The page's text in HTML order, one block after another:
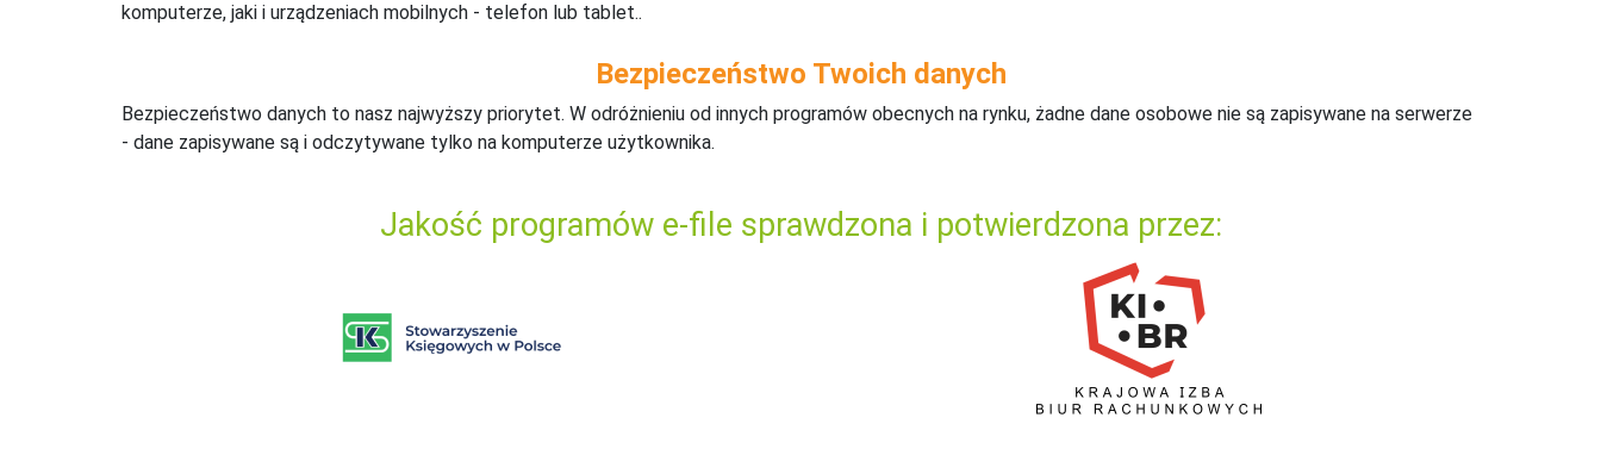
komputerze, jaki i urządzeniach mobilnych - telefon lub tablet..
Bezpieczeństwo Twoich danych
Bezpieczeństwo danych to nasz najwyższy priorytet. W odróżnieniu od innych programów obecnych na rynku, żadne dane osobowe nie są zapisywane na serwerze
- dane zapisywane są i odczytywane tylko na komputerze użytkownika.
Jakość programów e-file sprawdzona i potwierdzona przez: